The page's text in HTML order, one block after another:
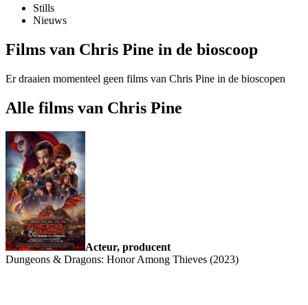
Stills
Nieuws
Films van Chris Pine in de bioscoop
Er draaien momenteel geen films van Chris Pine in de bioscopen
Alle films van Chris Pine
Acteur, producent
Dungeons & Dragons: Honor Among Thieves (2023)